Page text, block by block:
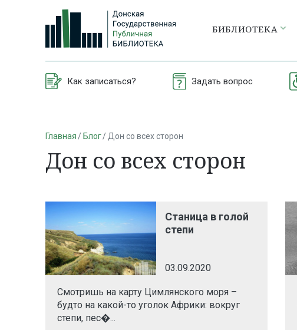
БИБЛИОТЕКА
Как записаться? Задать вопрос
Главная Блог Дон со всех сторон
Дон со всех сторон
Станица в голой
степи
03.09.2020
Смотришь на карту Цимлянского моря –
будто на какой-то уголок Африки: вокруг
степи, пес�...